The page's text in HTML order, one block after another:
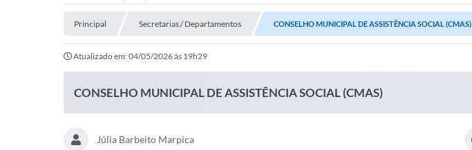
Principal Secretarias / Departamentos CONSELHO MUNICIPAL DE ASSISTÊNCIA SOCIAL (CMAS)
Atualizado em: 04/05/2026 às 19h29
CONSELHO MUNICIPAL DE ASSISTÊNCIA SOCIAL (CMAS)
Júlia Barbeito Marpica